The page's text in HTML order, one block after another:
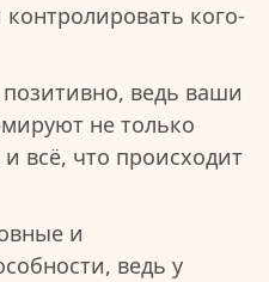
кого-
ведь ваши
не только
всё, что происходит
и
ведь у